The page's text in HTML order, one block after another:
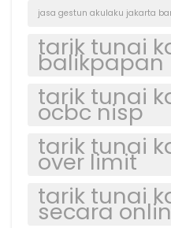
jasa gestun akulaku jakarta
tarik tunai
balikpapan
tarik tunai
ocbc nisp
tarik tunai
over limit
tarik tunai
secara